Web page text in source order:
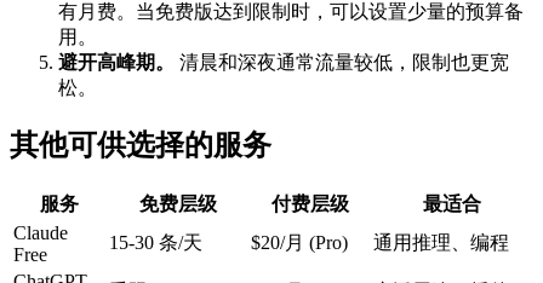
有月费。当免费版达到限制时，可以设置少量的预算备
用。
避开高峰期。
清晨和深夜通常流量较低，限制也更宽
松。
其他可供选择的服务
服务 免费层级 付费层级
最适合
Claude
Free
15-30 条/天 $20/月 (Pro)
通用推理、编程